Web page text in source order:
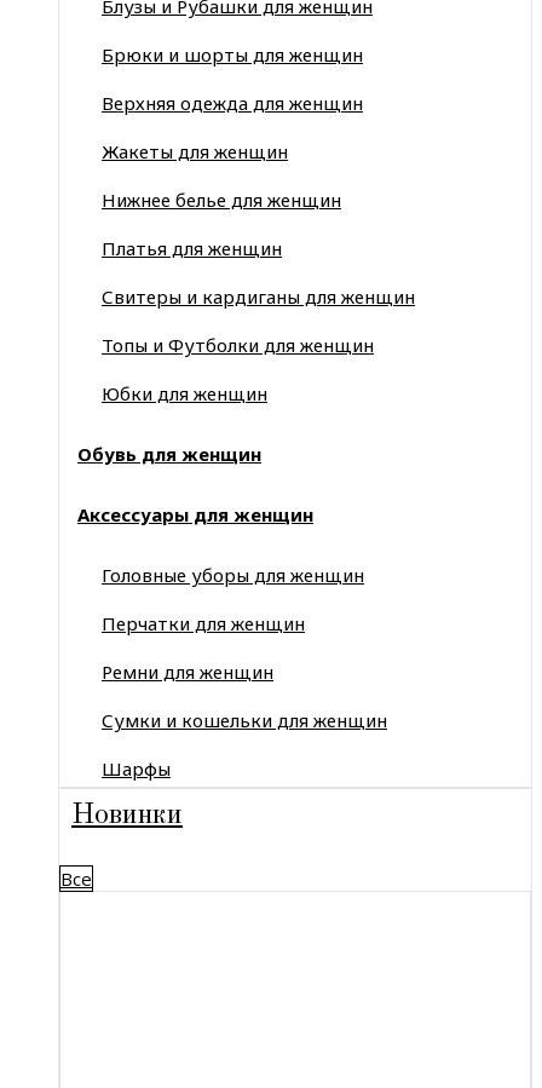
Блузы и Рубашки для женщин
Брюки и шорты для женщин
Верхняя одежда для женщин
Жакеты для женщин
Нижнее белье для женщин
Платья для женщин
Свитеры и кардиганы для женщин
Топы и Футболки для женщин
Юбки для женщин
Обувь для женщин
Аксессуары для женщин
Головные уборы для женщин
Перчатки для женщин
Ремни для женщин
Сумки и кошельки для женщин
Шарфы
Новинки
Все